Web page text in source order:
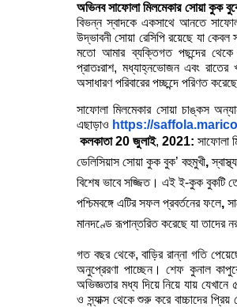
অভিনব সাফোলা মিলমেকার সোয়া কুক
বিভন্ন স্বাদকে একসাথে আনতে
উদ্ভাবনী সোয়া রেসিপি রয়েছে যা কেবল
মতো আমার ব্যক্তিগত পছন্দের
প্রাতঃরাশ, মধ্যাহ্নভোজন এবং রাতের
অসাধারণ পরিবারের পচ্ছন্দে পরিণত
সাফোলা মিলমেকার সোয়া চাঙ্কস
এছাড়াও https://
কলকাতা 20 জুলাই, 2021: সাফোলা
ডেলিসিয়াস সোয়া কুক বুক’ বহুমুখী,
বিশেষ ভাবে সজ্জিত। এই ই-কুক বুকটি তে
পশ্চিমবঙ্গে এটির সফল প্রবর্তনের ফলে,
মানদণ্ডে রূপান্তরিত করেছে যা তাদের
গত বছর থেকে,বাড়ির রান্না গতি
অনুপ্রেরণা পাচ্ছেন। শেফ কুনাল
অভিজ্ঞতার মধ্য দিয়ে নিয়ে যায় যেখানে
ও স্ন্যাক্স থেকে শুরু করে বাচ্চাদের